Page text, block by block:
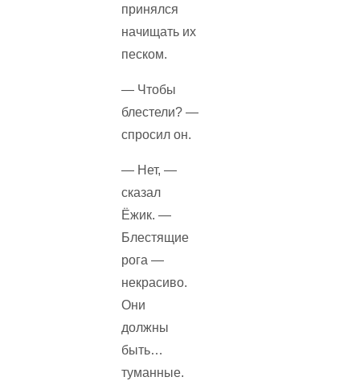
принялся
начищать их
песком.
— Чтобы
блестели? —
спросил он.
— Нет, —
сказал
Ёжик. —
Блестящие
рога —
некрасиво.
Они
должны
быть…
туманные.